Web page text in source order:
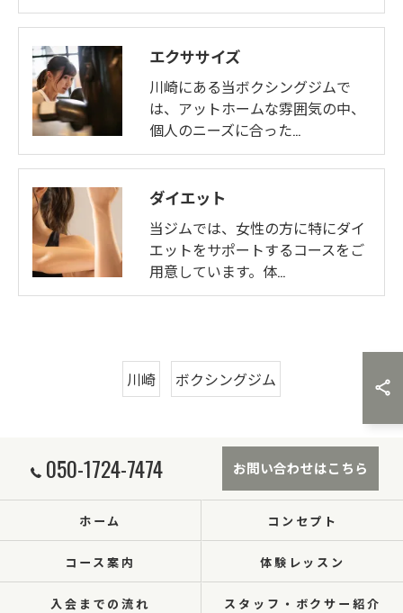
エクササイズ
川崎にある当ボクシングジムで
は、アットホームな雰囲気の中、
個人のニーズに合った…
ダイエット
当ジムでは、女性の方に特にダイ
エットをサポートするコースをご
用意しています。体…
川崎 ボクシングジム
050-1724-7474 お問い合わせはこちら
ホーム コンセプト
コース案内 体験レッスン
入会までの流れ スタッフ・ボクサー紹介